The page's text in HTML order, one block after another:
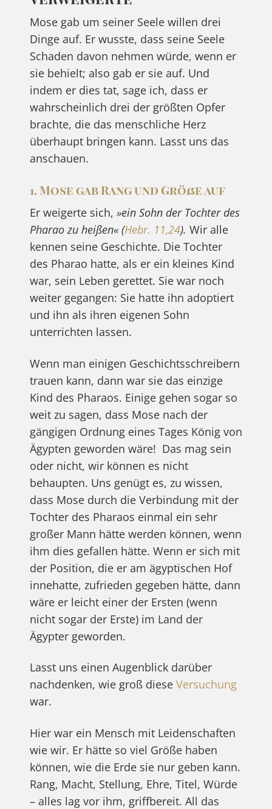
Mose gab um seiner Seele willen drei
Dinge auf. Er wusste, dass seine Seele
Schaden davon nehmen würde, wenn er
sie behielt; also gab er sie auf. Und
indem er dies tat, sage ich, dass er
wahrscheinlich drei der größten Opfer
brachte, die das menschliche Herz
überhaupt bringen kann. Lasst uns das
anschauen.
1. Mose gab Rang und Größe auf
Er weigerte sich, »ein Sohn der Tochter des
Pharao zu heißen« (Hebr. 11,24). Wir alle
kennen seine Geschichte. Die Tochter
des Pharao hatte, als er ein kleines Kind
war, sein Leben gerettet. Sie war noch
weiter gegangen: Sie hatte ihn adoptiert
und ihn als ihren eigenen Sohn
unterrichten lassen.
Wenn man einigen Geschichtsschreibern
trauen kann, dann war sie das einzige
Kind des Pharaos. Einige gehen sogar so
weit zu sagen, dass Mose nach der
gängigen Ordnung eines Tages König von
Ägypten geworden wäre! Das mag sein
oder nicht, wir können es nicht
behaupten. Uns genügt es, zu wissen,
dass Mose durch die Verbindung mit der
Tochter des Pharaos einmal ein sehr
großer Mann hätte werden können, wenn
ihm dies gefallen hätte. Wenn er sich mit
der Position, die er am ägyptischen Hof
innehatte, zufrieden gegeben hätte, dann
wäre er leicht einer der Ersten (wenn
nicht sogar der Erste) im Land der
Ägypter geworden.
Lasst uns einen Augenblick darüber
nachdenken, wie groß diese Versuchung
war.
Hier war ein Mensch mit Leidenschaften
wie wir. Er hätte so viel Größe haben
können, wie die Erde sie nur geben kann.
Rang, Macht, Stellung, Ehre, Titel, Würde
– alles lag vor ihm, griffbereit. All das